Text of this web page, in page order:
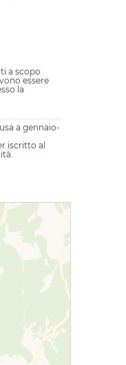
a scopo
essere
la
a gennaio-
iscritto al